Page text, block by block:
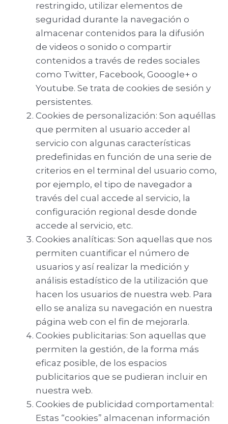
restringido, utilizar elementos de
seguridad durante la navegación o
almacenar contenidos para la difusión
de videos o sonido o compartir
contenidos a través de redes sociales
como Twitter, Facebook, Gooogle+ o
Youtube. Se trata de cookies de sesión y
persistentes.
Cookies de personalización: Son aquéllas
que permiten al usuario acceder al
servicio con algunas características
predefinidas en función de una serie de
criterios en el terminal del usuario como,
por ejemplo, el tipo de navegador a
través del cual accede al servicio, la
configuración regional desde donde
accede al servicio, etc.
Cookies analíticas: Son aquellas que nos
permiten cuantificar el número de
usuarios y así realizar la medición y
análisis estadístico de la utilización que
hacen los usuarios de nuestra web. Para
ello se analiza su navegación en nuestra
página web con el fin de mejorarla.
Cookies publicitarias: Son aquellas que
permiten la gestión, de la forma más
eficaz posible, de los espacios
publicitarios que se pudieran incluir en
nuestra web.
Cookies de publicidad comportamental:
Estas “cookies” almacenan información